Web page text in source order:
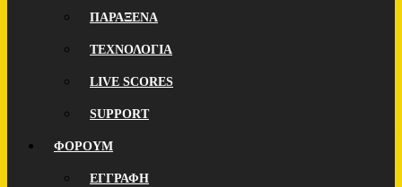
ΠΑΡΑΞΕΝΑ
ΤΕΧΝΟΛΟΓΙΑ
LIVE SCORES
SUPPORT
ΦΟΡΟΥΜ
ΕΓΓΡΑΦΗ